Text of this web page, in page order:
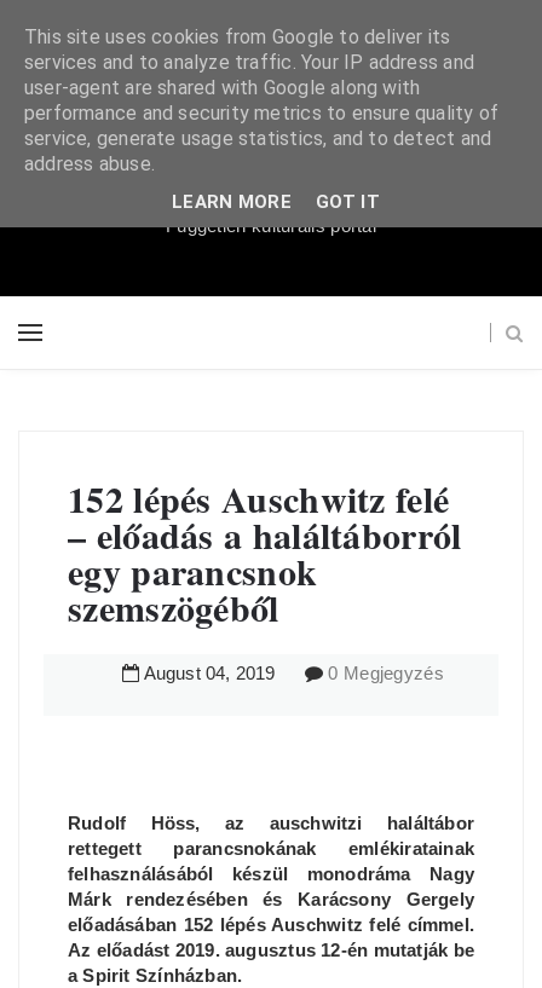
Súgópéldány
Független kulturális portál
152 lépés Auschwitz felé
– előadás a haláltáborról
egy parancsnok
szemszögéből
August 04, 2019 0 Megjegyzés
Rudolf Höss, az auschwitzi haláltábor
rettegett parancsnokának emlékiratainak
felhasználásából készül monodráma Nagy
Márk rendezésében és Karácsony Gergely
előadásában 152 lépés Auschwitz felé címmel.
Az előadást 2019. augusztus 12-én mutatják be
a Spirit Színházban.
This site uses cookies from Google to deliver its
services and to analyze traffic. Your IP address and
user-agent are shared with Google along with
performance and security metrics to ensure quality of
service, generate usage statistics, and to detect and
address abuse.
LEARN MORE GOT IT